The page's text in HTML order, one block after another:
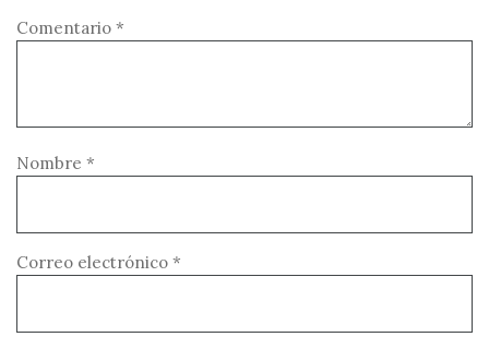
Comentario *
Nombre *
Correo electrónico *